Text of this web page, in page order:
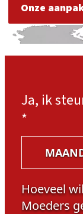
Onze
Ja, ik
*
Hoeveel
Moeders